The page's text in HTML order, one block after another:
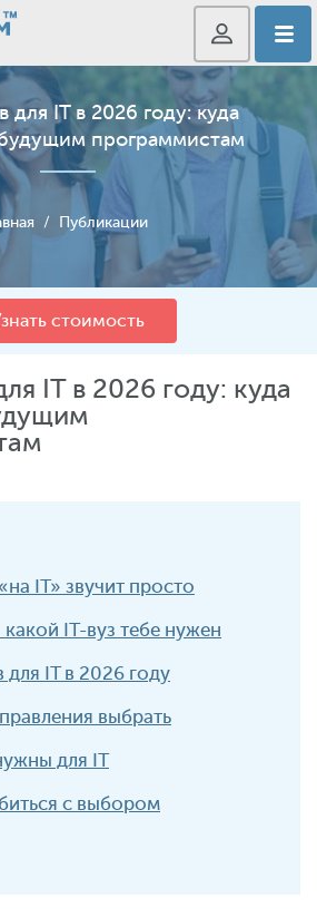
для IT в 2026 году: куда
программистам
/ Публикации
стоимость
IT в 2026 году: куда
IT» звучит просто
какой IT-вуз тебе нужен
для IT в 2026 году
выбрать
для IT
с выбором